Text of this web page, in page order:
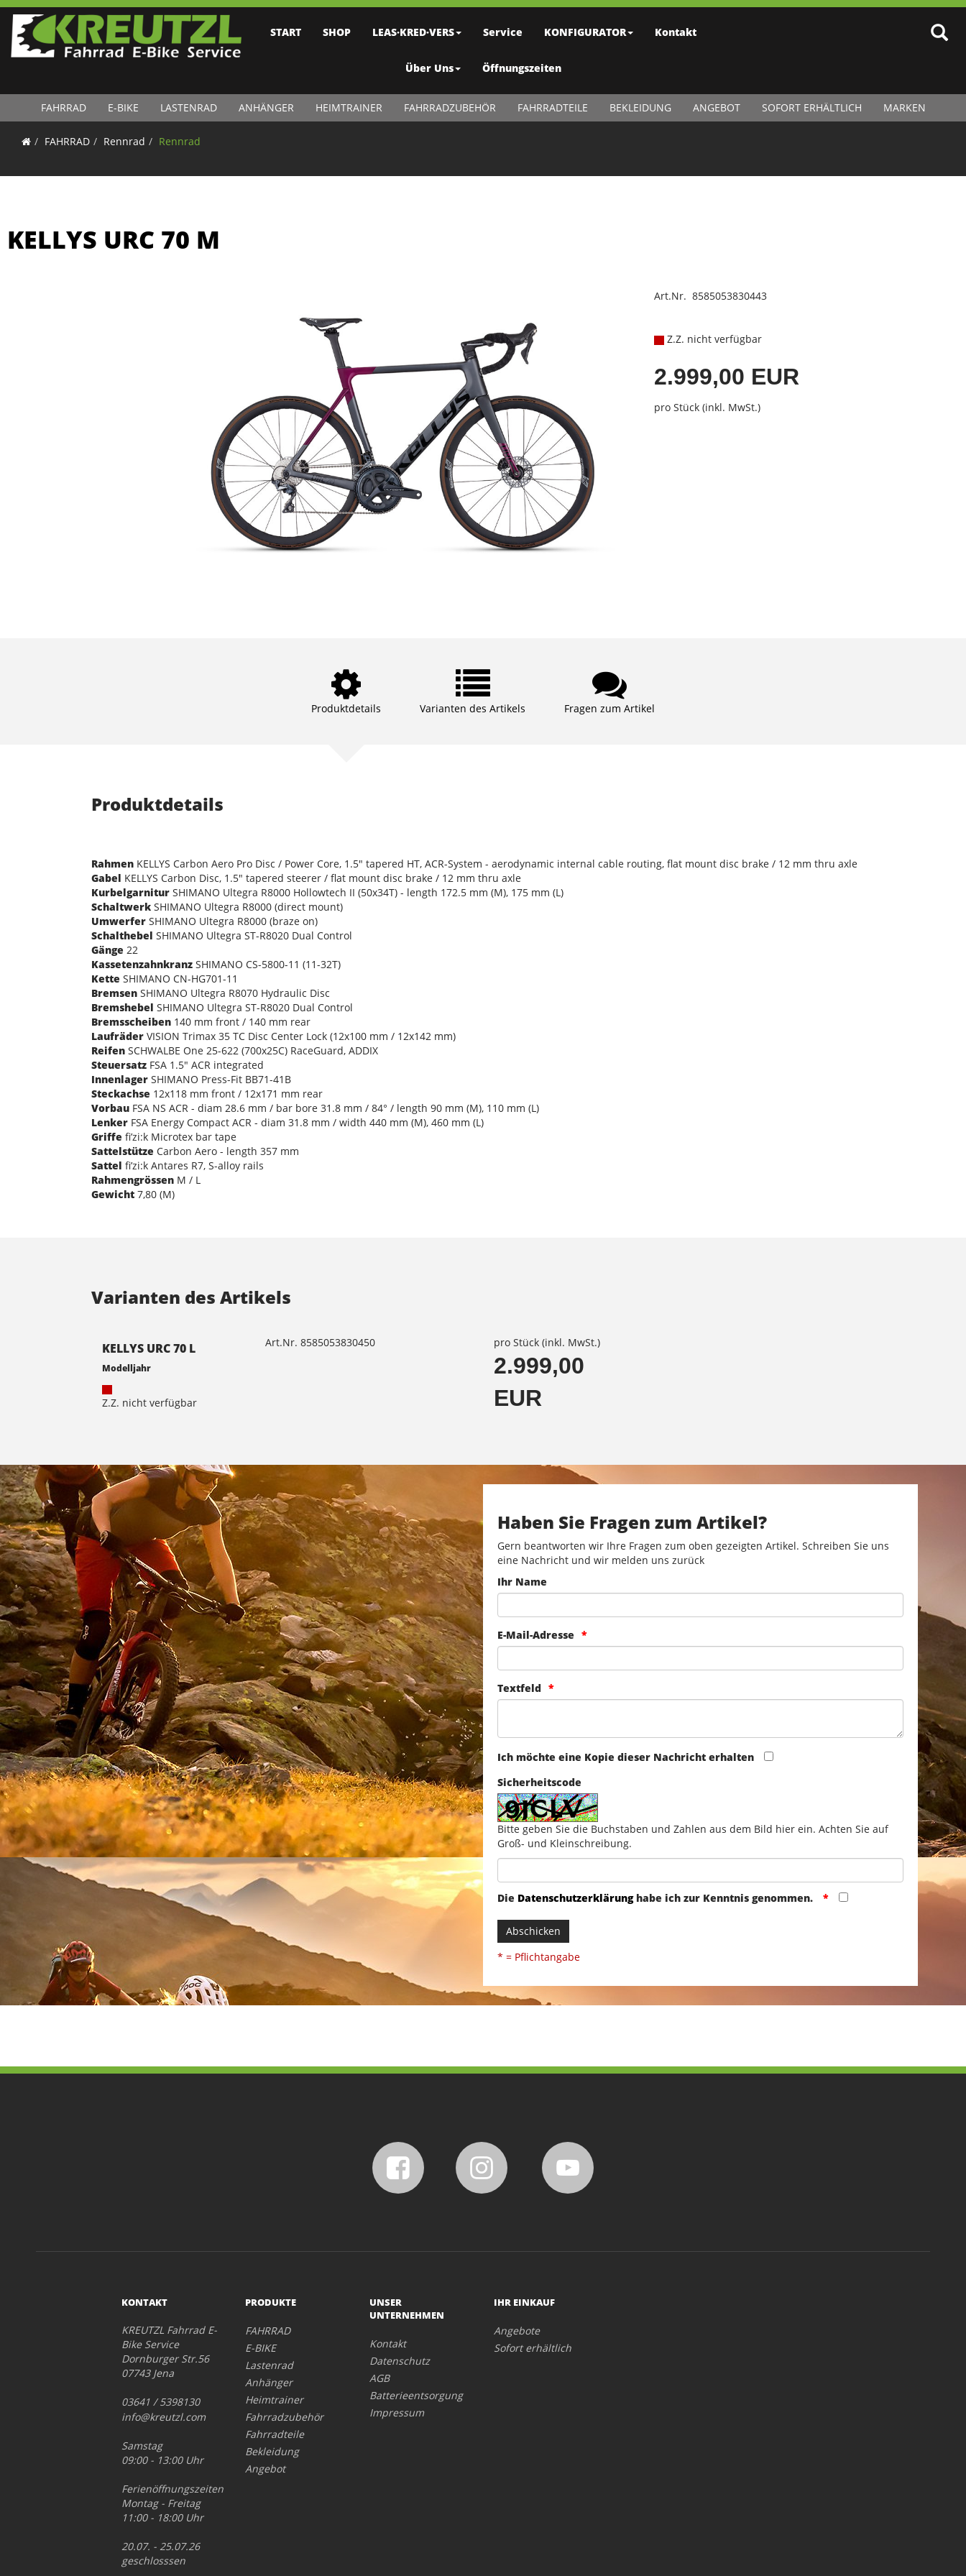
START SHOP LEAS·KRED·VERS Service KONFIGURATOR Kontakt
Über Uns Öffnungszeiten
FAHRRAD E-BIKE LASTENRAD ANHÄNGER HEIMTRAINER FAHRRADZUBEHÖR FAHRRADTEILE BEKLEIDUNG ANGEBOT SOFORT ERHÄLTLICH MARKEN
FAHRRAD Rennrad Rennrad
KELLYS URC 70 M
Art.Nr. 8585053830443
Z.Z. nicht verfügbar
2.999,00 EUR
pro Stück (inkl. MwSt.)
Produktdetails Varianten des Artikels Fragen zum Artikel
Produktdetails
Rahmen KELLYS Carbon Aero Pro Disc / Power Core, 1.5" tapered HT, ACR-System - aerodynamic internal cable routing, flat mount disc brake / 12 mm thru axle
Gabel KELLYS Carbon Disc, 1.5" tapered steerer / flat mount disc brake / 12 mm thru axle
Kurbelgarnitur SHIMANO Ultegra R8000 Hollowtech II (50x34T) - length 172.5 mm (M), 175 mm (L)
Schaltwerk SHIMANO Ultegra R8000 (direct mount)
Umwerfer SHIMANO Ultegra R8000 (braze on)
Schalthebel SHIMANO Ultegra ST-R8020 Dual Control
Gänge 22
Kassetenzahnkranz SHIMANO CS-5800-11 (11-32T)
Kette SHIMANO CN-HG701-11
Bremsen SHIMANO Ultegra R8070 Hydraulic Disc
Bremshebel SHIMANO Ultegra ST-R8020 Dual Control
Bremsscheiben 140 mm front / 140 mm rear
Laufräder VISION Trimax 35 TC Disc Center Lock (12x100 mm / 12x142 mm)
Reifen SCHWALBE One 25-622 (700x25C) RaceGuard, ADDIX
Steuersatz FSA 1.5" ACR integrated
Innenlager SHIMANO Press-Fit BB71-41B
Steckachse 12x118 mm front / 12x171 mm rear
Vorbau FSA NS ACR - diam 28.6 mm / bar bore 31.8 mm / 84° / length 90 mm (M), 110 mm (L)
Lenker FSA Energy Compact ACR - diam 31.8 mm / width 440 mm (M), 460 mm (L)
Griffe fi’zi:k Microtex bar tape
Sattelstütze Carbon Aero - length 357 mm
Sattel fi’zi:k Antares R7, S-alloy rails
Rahmengrössen M / L
Gewicht 7,80 (M)
Varianten des Artikels
KELLYS URC 70 L
Modelljahr
Z.Z. nicht verfügbar
Art.Nr. 8585053830450 pro Stück (inkl. MwSt.)
2.999,00
EUR
Haben Sie Fragen zum Artikel?
Gern beantworten wir Ihre Fragen zum oben gezeigten Artikel. Schreiben Sie uns
eine Nachricht und wir melden uns zurück
Ihr Name
E-Mail-Adresse
Textfeld
Ich möchte eine Kopie dieser Nachricht erhalten
Sicherheitscode
Bitte geben Sie die Buchstaben und Zahlen aus dem Bild hier ein. Achten Sie auf
Groß- und Kleinschreibung.
Die Datenschutzerklärunghabe ich zur Kenntnis genommen.
Abschicken
* = Pflichtangabe
KONTAKT
KREUTZL Fahrrad E-
Bike Service
Dornburger Str.56
07743 Jena
03641 / 5398130
info@kreutzl.com
Samstag
09:00 - 13:00 Uhr
Ferienöffnungszeiten
Montag - Freitag
11:00 - 18:00 Uhr
20.07. - 25.07.26
geschlosssen
PRODUKTE
FAHRRAD
E-BIKE
Lastenrad
Anhänger
Heimtrainer
Fahrradzubehör
Fahrradteile
Bekleidung
Angebot
UNSER
UNTERNEHMEN
Kontakt
Datenschutz
AGB
Batterieentsorgung
Impressum
IHR EINKAUF
Angebote
Sofort erhältlich